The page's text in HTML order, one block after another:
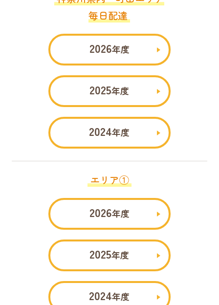
毎日配達
2026年度
2025年度
2024年度
エリア①
2026年度
2025年度
2024年度